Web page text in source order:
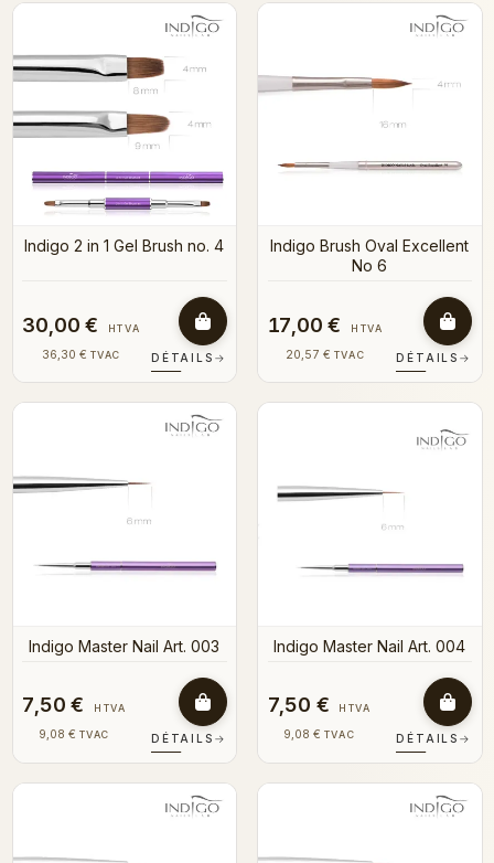
Indigo 2 in 1 Gel Brush no. 4
30,00 € HTVA
36,30 € TVAC DÉTAILS →
Indigo Brush Oval Excellent
No 6
17,00 € HTVA
20,57 € TVAC DÉTAILS →
Indigo Master Nail Art. 003
7,50 € HTVA
9,08 € TVAC DÉTAILS →
Indigo Master Nail Art. 004
7,50 € HTVA
9,08 € TVAC DÉTAILS →